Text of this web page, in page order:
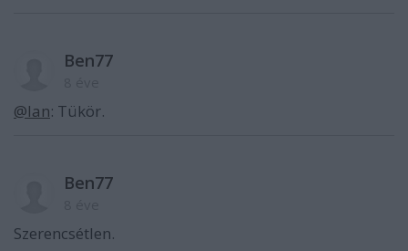
Ben77
@Ian: Tükör.
Ben77
Szerencsétlen.